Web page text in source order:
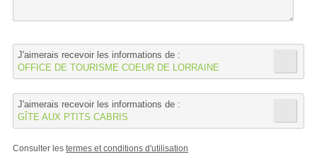
J'aimerais recevoir les informations de :
OFFICE DE TOURISME COEUR DE LORRAINE
J'aimerais recevoir les informations de :
GÎTE AUX PTITS CABRIS
Consulter lestermes et conditions d'utilisation